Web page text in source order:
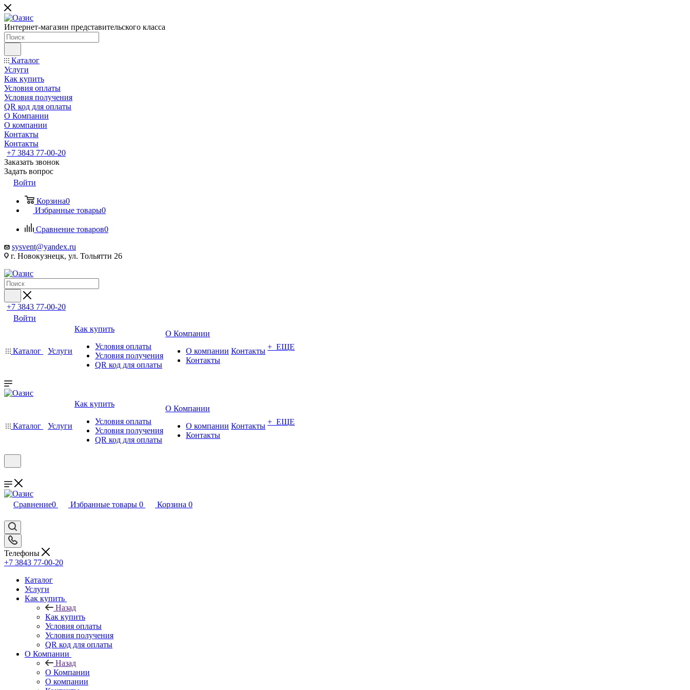
Интернет-магазин представительского класса
Каталог
Услуги
Как купить
Условия оплаты
Условия получения
QR код для оплаты
О Компании
О компании
Контакты
Контакты
+7 3843 77-00-20
Заказать звонок
Задать вопрос
Войти
Корзина0
Избранные товары0
Сравнение товаров0
sysvent@yandex.ru
г. Новокузнецк, ул. Тольятти 26
+7 3843 77-00-20
Войти
Каталог Услуги
Как купить
Условия оплаты
Условия получения
QR код для оплаты
О Компании
О компании
Контакты
Контакты + ЕЩЕ
Каталог Услуги
Как купить
Условия оплаты
Условия получения
QR код для оплаты
О Компании
О компании
Контакты
Контакты + ЕЩЕ
Сравнение0 Избранные товары 0 Корзина 0
Телефоны
+7 3843 77-00-20
Каталог
Услуги
Как купить
Назад
Как купить
Условия оплаты
Условия получения
QR код для оплаты
О Компании
Назад
О Компании
О компании